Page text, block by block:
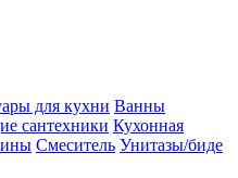
для кухни Ванны
сантехники Кухонная
Смеситель Унитазы/биде